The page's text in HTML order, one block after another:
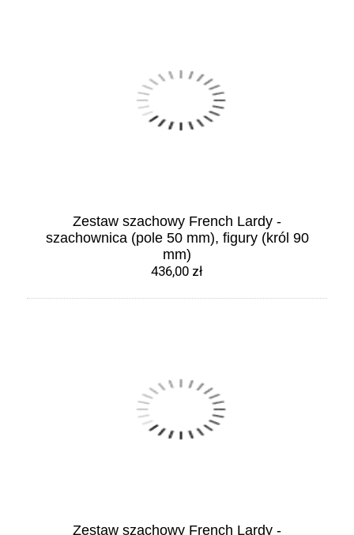
Zestaw szachowy French Lardy -
szachownica (pole 50 mm), figury (król 90
mm)
436,00 zł
Zestaw szachowy French Lardy -